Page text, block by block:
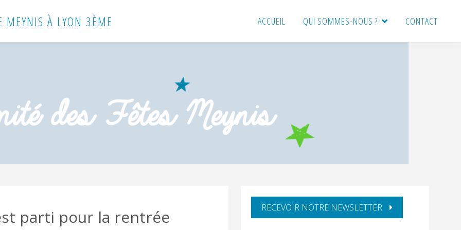
MEYNIS À LYON 3ÈME ACCUEIL QUI SOMMES-NOUS ? CONTACT
parti pour la rentrée
BARRE
LATÉRALE
RECEVOIR NOTRE NEWSLETTER